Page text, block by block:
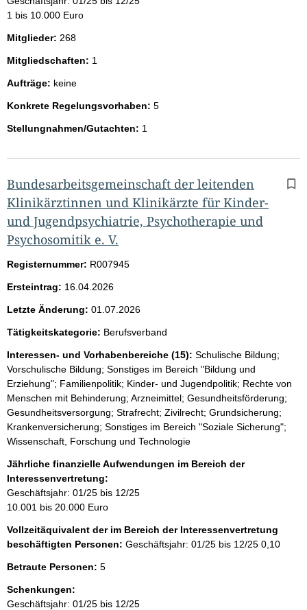
1 bis 10.000 Euro
Mitglieder: 268
Mitgliedschaften: 1
Aufträge: keine
Konkrete Regelungsvorhaben: 5
Stellungnahmen/Gutachten: 1
Bundesarbeitsgemeinschaft der leitenden
Klinikärztinnen und Klinikärzte für Kinder-
und Jugendpsychiatrie, Psychotherapie und
Psychosomitik e. V.
Registernummer: R007945
Ersteintrag: 16.04.2026
Letzte Änderung: 01.07.2026
Tätigkeitskategorie: Berufsverband
Interessen- und Vorhabenbereiche (15): Schulische Bildung;
Vorschulische Bildung; Sonstiges im Bereich "Bildung und
Erziehung"; Familienpolitik; Kinder- und Jugendpolitik; Rechte von
Menschen mit Behinderung; Arzneimittel; Gesundheitsförderung;
Gesundheitsversorgung; Strafrecht; Zivilrecht; Grundsicherung;
Krankenversicherung; Sonstiges im Bereich "Soziale Sicherung";
Wissenschaft, Forschung und Technologie
Jährliche finanzielle Aufwendungen im Bereich der
Interessenvertretung:
Geschäftsjahr: 01/25 bis 12/25
10.001 bis 20.000 Euro
Vollzeitäquivalent der im Bereich der Interessenvertretung
beschäftigten Personen: Geschäftsjahr: 01/25 bis 12/25 0,10
Betraute Personen: 5
Schenkungen:
Geschäftsjahr: 01/25 bis 12/25